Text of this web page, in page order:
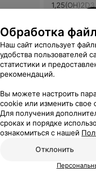
1,25(OH)2D3
138,25 руб.
сотрудникам офиса за профессионализм. Буду рекомендовать знакомым.
Все адреса
Обработка
Наш сайт использует
удобства пользователей
статистики и
рекомендаций.
Вы можете настроить
cookie или изменить свое
Для получения
сроках и порядке
ознакомиться с нашей
Отклонить